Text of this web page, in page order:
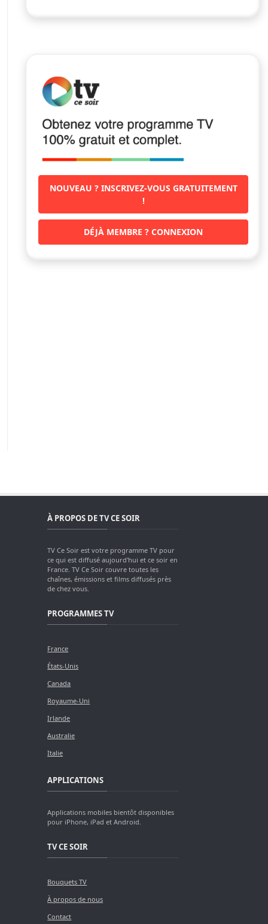
NOUVEAU ? INSCRIVEZ-VOUS GRATUITEMENT
!
DÉJÀ MEMBRE ? CONNEXION
À PROPOS DE TV CE SOIR
TV Ce Soir est votre programme TV pour
ce qui est diffusé aujourd'hui et ce soir en
France. TV Ce Soir couvre toutes les
chaînes, émissions et films diffusés près
de chez vous.
PROGRAMMES TV
France
États-Unis
Canada
Royaume-Uni
Irlande
Australie
Italie
APPLICATIONS
Applications mobiles bientôt disponibles
pour iPhone, iPad et Android.
TV CE SOIR
Bouquets TV
À propos de nous
Contact